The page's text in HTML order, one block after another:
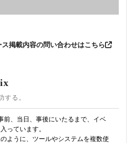
ス掲載内容の問い合わせはこちら
する。
前、当日、事後にいたるまで、イベ
っています。
ように、ツールやシステムを複数使